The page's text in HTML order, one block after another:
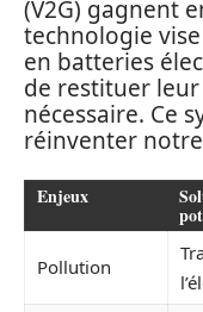
(V2G) gagnent
technologie
en batteries
de restituer
nécessaire. Ce
réinventer
Enjeux
Pollution